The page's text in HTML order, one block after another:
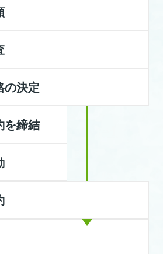
の決定
を締結